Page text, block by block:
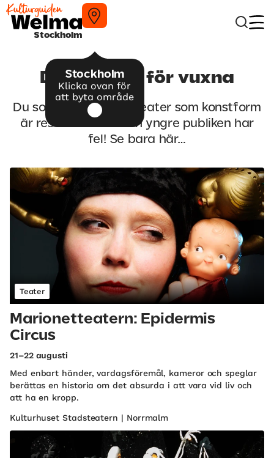
Stockholm
Stockholm
Klicka ovan för
att byta område
Dockteater för vuxna
Du som tror att dockteater som konstform
är reserverat för den yngre publiken har
fel! Se bara här…
Teater
Marionetteatern: Epidermis
Circus
21–22 augusti
Med enbart händer, vardagsföremål, kameror och speglar
berättas en historia om det absurda i att vara vid liv och
att ha en kropp.
Kulturhuset Stadsteatern | Norrmalm